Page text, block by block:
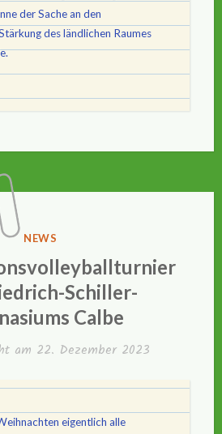
der Sache an den
des ländlichen Raumes
VERÖFFENTLICHT
NEWS
Schiller-
Calbe
am 22. Dezember 2023
eigentlich alle